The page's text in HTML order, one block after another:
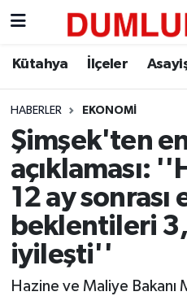
Kütahya İlçeler
HABERLER EKONOMI
Şimşek'ten
açıklaması:
12 ay sonrası
beklentileri
iyileşti''
Hazine ve Maliye Bakanı
Asayiş
Diğer
Dünya
Ekonomi
Eleman
Kütahya Hava
Kütahya Trafik
Süper Lig Puan
Son Dakika Haberleri
Haber Arşivi